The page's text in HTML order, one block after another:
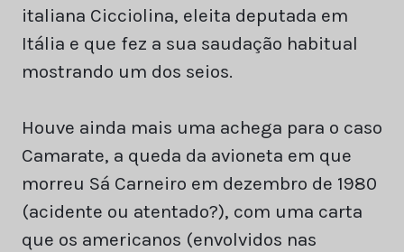
italiana Cicciolina, eleita deputada em
Itália e que fez a sua saudação habitual
mostrando um dos seios.
Houve ainda mais uma achega para o caso
Camarate, a queda da avioneta em que
morreu Sá Carneiro em dezembro de 1980
(acidente ou atentado?), com uma carta
que os americanos (envolvidos nas